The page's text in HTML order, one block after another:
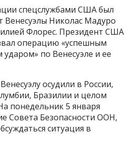
спецслужбами США был
Венесуэлы Николас Мадуро
Флорес. Президент США
операцию «успешным
по Венесуэле и ее
осудили в России,
Бразилии и целом
понедельник 5 января
Совета Безопасности ООН,
ситуация в